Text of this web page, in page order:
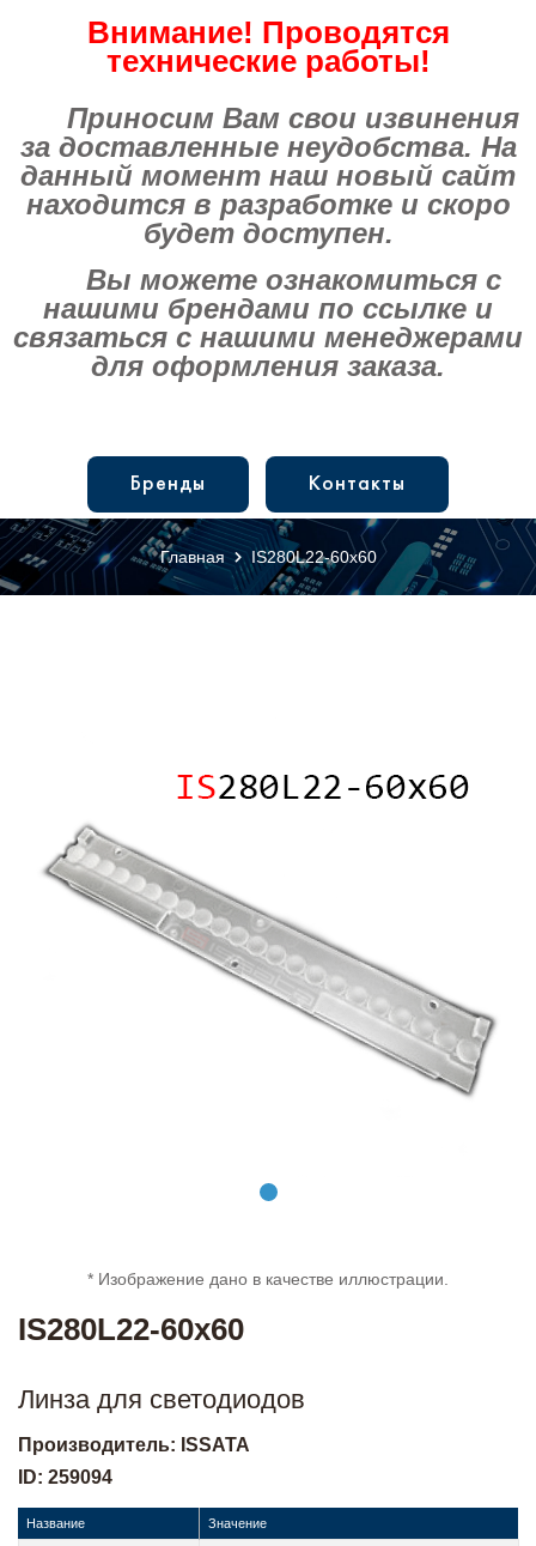
Внимание! Проводятся
технические работы!
Приносим Вам свои извинения
за доставленные неудобства. На
данный момент наш новый сайт
находится в разработке и скоро
будет доступен.
Вы можете ознакомиться с
нашими брендами по ссылке и
связаться с нашими менеджерами
для оформления заказа.
Бренды Контакты
Главная IS280L22-60x60
* Изображение дано в качестве иллюстрации.
IS280L22-60x60
Линза для светодиодов
Производитель: ISSATA
ID: 259094
Название Значение